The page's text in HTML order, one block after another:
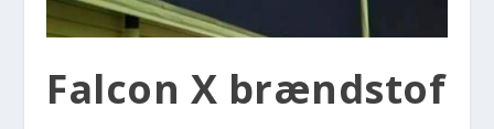
Falcon X brænd­stof